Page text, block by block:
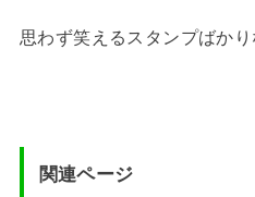
思わず笑えるスタンプばかり
関連ページ